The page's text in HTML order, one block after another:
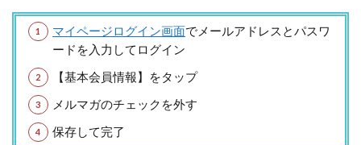
マイページログイン画面でメールアドレスとパスワ
ードを入力してログイン
【基本会員情報】をタップ
メルマガのチェックを外す
保存して完了